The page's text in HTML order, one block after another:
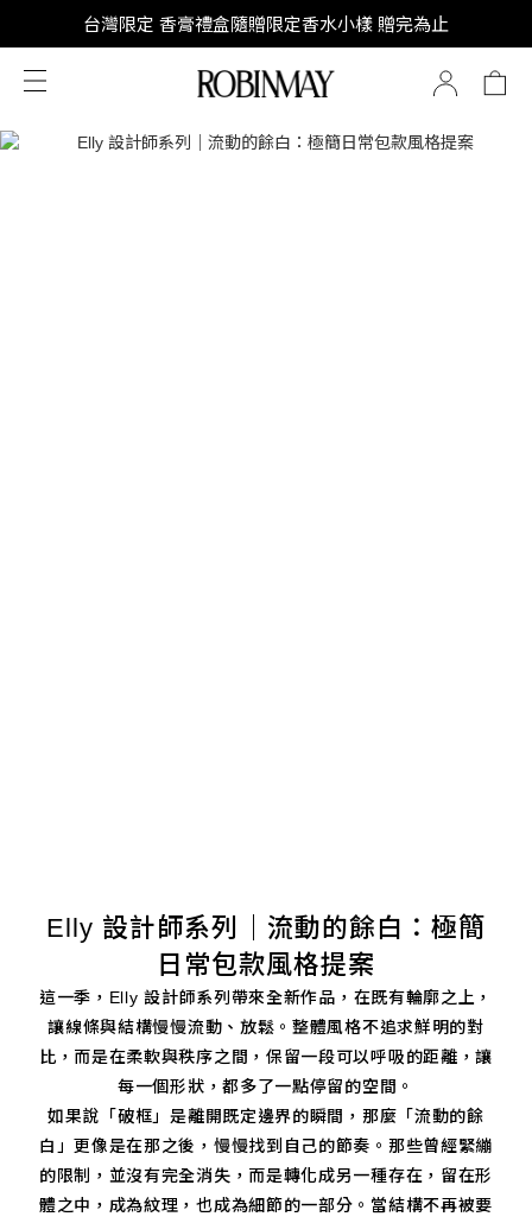
SUPER JUNIOR-D&E 全新代言
台灣限定 香膏禮盒隨贈限定香水小樣 贈完為止
SUPER JUNIOR-D&E 全新代言
Elly 設計師系列｜流動的餘白：極簡
日常包款風格提案
這一季，Elly 設計師系列帶來全新作品，在既有輪廓之上，
讓線條與結構慢慢流動、放鬆。整體風格不追求鮮明的對
比，而是在柔軟與秩序之間，保留一段可以呼吸的距離，讓
每一個形狀，都多了一點停留的空間。
如果說「破框」是離開既定邊界的瞬間，那麼「流動的餘
白」更像是在那之後，慢慢找到自己的節奏。那些曾經緊繃
的限制，並沒有完全消失，而是轉化成另一種存在，留在形
體之中，成為紋理，也成為細節的一部分。當結構不再被要